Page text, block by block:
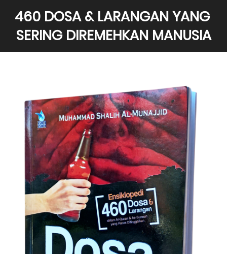
460 DOSA & LARANGAN YANG
SERING DIREMEHKAN MANUSIA